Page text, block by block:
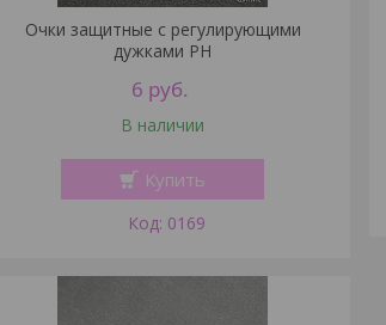
Очки защитные с регулирующими
дужками PH
6 руб.
В наличии
Купить
0169